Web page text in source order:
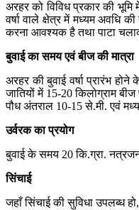
अरहर को विविध प्रकार की
वर्षा वाले क्षेत्र में मध्यम अवधि
करना आवश्यक है तथा पाटा
बुवाई का समय एवं बीज की मात्रा
अरहर की बुवाई वर्षा प्रारंभ
जातियों में 15-20 किलोग्राम
पौध अंतराल 10-15 से.मी. एवं
उर्वरक का प्रयोग
बुवाई के समय 20 कि.ग्रा.
सिंचाई
जहाँ सिंचाई की सुविधा उपलब्ध